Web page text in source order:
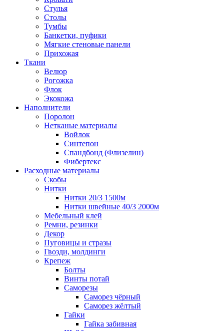
Стулья
Столы
Тумбы
Банкетки, пуфики
Мягкие стеновые панели
Прихожая
Ткани
Велюр
Рогожка
Флок
Экокожа
Наполнители
Поролон
Нетканые материалы
Войлок
Синтепон
Спандбонд (Флизелин)
Фибертекс
Расходные материалы
Скобы
Нитки
Нитки 20/3 1500м
Нитки швейные 40/3 2000м
Мебельный клей
Ремни, резинки
Декор
Пуговицы и стразы
Гвозди, молдинги
Крепеж
Болты
Винты потай
Саморезы
Саморез чёрный
Саморез жёлтый
Гайки
Гайка забивная